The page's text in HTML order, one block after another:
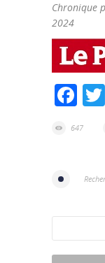
Chronique
2024
647